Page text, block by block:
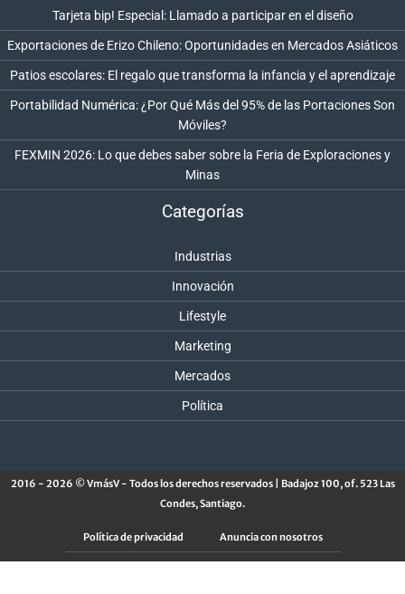
Tarjeta bip! Especial: Llamado a participar en el diseño
Exportaciones de Erizo Chileno: Oportunidades en Mercados Asiáticos
Patios escolares: El regalo que transforma la infancia y el aprendizaje
Portabilidad Numérica: ¿Por Qué Más del 95% de las Portaciones Son
Móviles?
FEXMIN 2026: Lo que debes saber sobre la Feria de Exploraciones y
Minas
Categorías
Industrias
Innovación
Lifestyle
Marketing
Mercados
Política
2016 - 2026 © VmásV - Todos los derechos reservados | Badajoz 100, of. 523 Las
Condes, Santiago.
Política de privacidad Anuncia con nosotros